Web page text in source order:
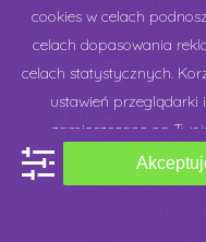
cookies w celach
celach dopasowania
celach statystycznych.
ustawień przeglądarki
zamieszczane na
zgadzasz się na
miejsce sieciowe,